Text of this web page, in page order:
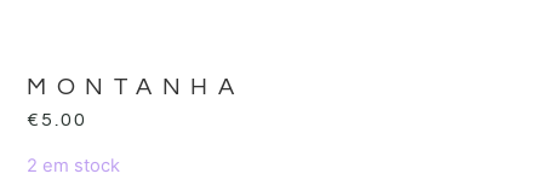
MONTANHA
€5.00
2 em stock